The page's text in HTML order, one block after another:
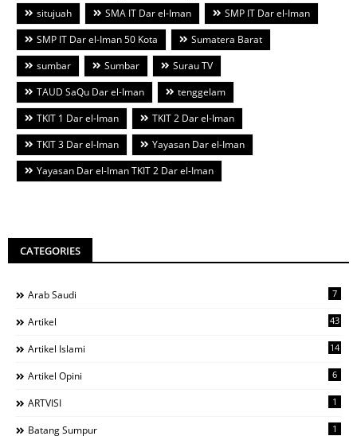
situjuah
SMA IT Dar el-Iman
SMP IT Dar el-Iman
SMP IT Dar el-Iman 50 Kota
Sumatera Barat
sumbar
Sumbar
Surau TV
TAUD SaQu Dar el-Iman
tenggelam
TKIT 1 Dar el-Iman
TKIT 2 Dar el-Iman
TKIT 3 Dar el-Iman
Yayasan Dar el-Iman
Yayasan Dar el-Iman TKIT 2 Dar el-Iman
CATEGORIES
Arab Saudi 7
Artikel 43
Artikel Islami 14
Artikel Opini 6
ARTVISI 1
Batang Sumpur 1